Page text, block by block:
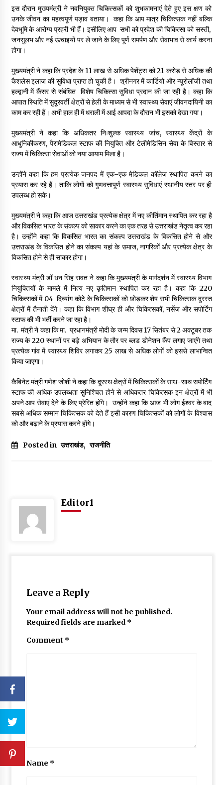
Thought Of The Day 12 May
May 12, 2022
Thought Of The Day 11 May
May 11, 2022
Thought Of The Day 10 May
Thought Of The Day 9 May
May 9, 2022
इस दौरान मुख्यमंत्री ने नवनियुक्त चिकित्सकों को शुभकामनाएं देते हुए इस क्षण को
उनके जीवन का महत्वपूर्ण पड़ाव बताया। कहा कि आप मात्र चिकित्सक नहीं बल्कि
देवभूमि के आरोग्य प्रहरी भी हैं। इसीलिए आप सभी को प्रदेश की चिकित्सा को सस्ती,
जनसुलभ और नई ऊंचाइयों पर ले जाने के लिए पूर्ण समर्पण और सेवाभाव से कार्य करना
होगा।
मुख्यमंत्री ने कहा कि प्रदेश के 11 लाख से अधिक पेशेंट्स को 21 करोड़ से अधिक की
कैशलेस इलाज की सुविधा प्राप्त हो चुकी है। श्रीनगर में कार्डियो और न्यूरोलॉजी तथा
हल्द्वानी में कैंसर से संबंधित विशेष चिकित्सा सुविधा प्रदान की जा रही है। कहा कि
आपात स्थिति में सुदूरवर्ती क्षेत्रों से हेली के माध्यम से भी स्वास्थ्य सेवाएं जीवनदायिनी का
काम कर रही हैं। अभी हाल ही में धराली में आई आपदा के दौरान भी इसको देखा गया।
मुख्यमंत्री ने कहा कि अधिकतर निःशुल्क स्वास्थ्य जांच, स्वास्थ्य केंद्रों के
आधुनिकीकरण, पैरामेडिकल स्टाफ की नियुक्ति और टेलीमेडिसिन सेवा के विस्तार से
राज्य में चिकित्सा सेवाओं को नया आयाम मिला है।
उन्होंने कहा कि हम प्रत्येक जनपद में एक-एक मेडिकल कॉलेज स्थापित करने का
प्रयास कर रहे हैं। ताकि लोगों को गुणवत्तापूर्ण स्वास्थ्य सुविधाएं स्थानीय स्तर पर ही
उपलब्ध हो सके।
मुख्यमंत्री ने कहा कि आज उत्तराखंड प्रत्येक क्षेत्र में नए कीर्तिमान स्थापित कर रहा है
और विकसित भारत के संकल्प को साकार करने का एक तरह से उत्तराखंड नेतृत्व कर रहा
है। उन्होंने कहा कि विकसित भारत का संकल्प उत्तराखंड के विकसित होने से और
उत्तराखंड के विकसित होने का संकल्प यहां के समाज, नागरिकों और प्रत्येक क्षेत्र के
विकसित होने से ही साकार होगा।
स्वास्थ्य मंत्री डॉ धन सिंह रावत ने कहा कि मुख्यमंत्री के मार्गदर्शन में स्वास्थ्य विभाग
नियुक्तियों के मामले में नित्य नए कृतिमान स्थापित कर रहा है। कहा कि 220
चिकित्सकों में 04 दिव्यांग कोटे के चिकित्सकों को छोड़कर शेष सभी चिकित्सक दुरस्त
क्षेत्रों में तैनाती देंगे। कहा कि विभाग शीघ्र ही और चिकित्सकों, नर्सेज और सपोर्टिंग
स्टाफ की भी भर्ती करने जा रहा है।
मा. मंत्री ने कहा कि मा. प्रधानमंत्री मोदी के जन्म दिवस 17 सितंबर से 2 अक्टूबर तक
राज्य के 220 स्थानों पर बड़े अभियान के तौर पर ब्लड डोनेशन कैंप लगाए जाएंगे तथा
प्रत्येक गांव में स्वास्थ्य शिविर लगाकर 25 लाख से अधिक लोगों को इससे लाभान्वित
किया जाएगा।
कैबिनेट मंत्री गणेश जोशी ने कहा कि दूरस्थ क्षेत्रों में चिकित्सकों के साथ-साथ सपोर्टिंग
स्टाफ की अधिक उपलब्धता सुनिश्चित होने से अधिकतर चिकित्सक इन क्षेत्रों में भी
अपने आप सेवाएं देने के लिए प्रेरित होंगे। उन्होंने कहा कि आज भी लोग ईश्वर के बाद
सबसे अधिक सम्मान चिकित्सक को देते हैं इसी कारण चिकित्सकों को लोगों के विश्वास
को और बढ़ाने के प्रयास करने होंगे।
Posted in उत्तराखंड, राजनीति
Editor1
Leave a Reply
Your email address will not be published.
Required fields are marked *
Comment *
Name *